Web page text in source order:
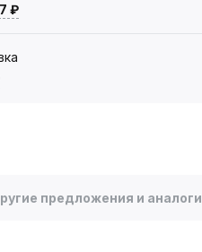
₽
предложения и аналоги